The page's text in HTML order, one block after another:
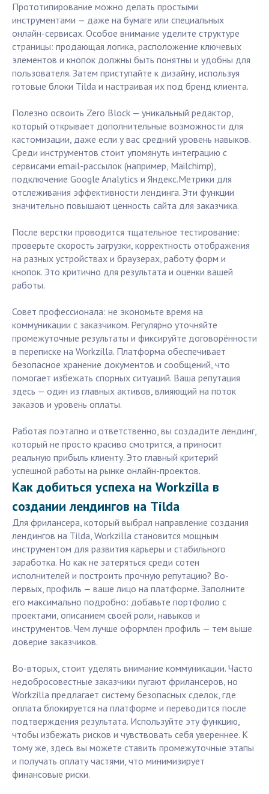
Прототипирование можно делать простыми
инструментами — даже на бумаге или специальных
онлайн-сервисах. Особое внимание уделите структуре
страницы: продающая логика, расположение ключевых
элементов и кнопок должны быть понятны и удобны для
пользователя. Затем приступайте к дизайну, используя
готовые блоки Tilda и настраивая их под бренд клиента.
Полезно освоить Zero Block — уникальный редактор,
который открывает дополнительные возможности для
кастомизации, даже если у вас средний уровень навыков.
Среди инструментов стоит упомянуть интеграцию с
сервисами email-рассылок (например, Mailchimp),
подключение Google Analytics и Яндекс.Метрики для
отслеживания эффективности лендинга. Эти функции
значительно повышают ценность сайта для заказчика.
После верстки проводится тщательное тестирование:
проверьте скорость загрузки, корректность отображения
на разных устройствах и браузерах, работу форм и
кнопок. Это критично для результата и оценки вашей
работы.
Совет профессионала: не экономьте время на
коммуникации с заказчиком. Регулярно уточняйте
промежуточные результаты и фиксируйте договорённости
в переписке на Workzilla. Платформа обеспечивает
безопасное хранение документов и сообщений, что
помогает избежать спорных ситуаций. Ваша репутация
здесь — один из главных активов, влияющий на поток
заказов и уровень оплаты.
Работая поэтапно и ответственно, вы создадите лендинг,
который не просто красиво смотрится, а приносит
реальную прибыль клиенту. Это главный критерий
успешной работы на рынке онлайн-проектов.
Как добиться успеха на Workzilla в
создании лендингов на Tilda
Для фрилансера, который выбрал направление создания
лендингов на Tilda, Workzilla становится мощным
инструментом для развития карьеры и стабильного
заработка. Но как не затеряться среди сотен
исполнителей и построить прочную репутацию? Во-
первых, профиль — ваше лицо на платформе. Заполните
его максимально подробно: добавьте портфолио с
проектами, описанием своей роли, навыков и
инструментов. Чем лучше оформлен профиль — тем выше
доверие заказчиков.
Во-вторых, стоит уделять внимание коммуникации. Часто
недобросовестные заказчики пугают фрилансеров, но
Workzilla предлагает систему безопасных сделок, где
оплата блокируется на платформе и переводится после
подтверждения результата. Используйте эту функцию,
чтобы избежать рисков и чувствовать себя увереннее. К
тому же, здесь вы можете ставить промежуточные этапы
и получать оплату частями, что минимизирует
финансовые риски.